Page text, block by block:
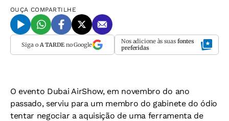
OUÇA COMPARTILHE
Siga o A TARDEno Google Nos adicione às suas fontes
preferidas
O evento Dubai AirShow, em novembro do ano
passado, serviu para um membro do gabinete do ódio
tentar negociar a aquisição de uma ferramenta de